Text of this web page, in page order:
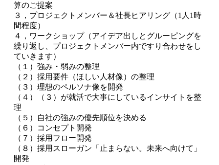
算のご提案
３，プロジェクトメンバー＆社長ヒアリング（1人1時
間程度）
４，ワークショップ（アイデア出しとグルーピングを
繰り返し、プロジェクトメンバー内ですり合わせをし
ていきます）
（１）強み・弱みの整理
（２）採用要件（ほしい人材像）の整理
（３）理想のペルソナ像を開発
（４）（３）が就活で大事にしているインサイトを整
理
（５）自社の強みの優先順位を決める
（６）コンセプト開発
（７）採用フロー開発
（８）採用スローガン「止まらない。未来へ向けて」
開発